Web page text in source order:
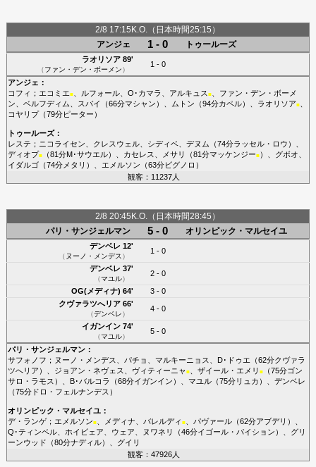
2/8 17:15K.O.（日本時間25:15）
アンジェ
1 - 0 トゥールーズ
ラオリソア89'
（ファン・デン・ボーメン）
1 - 0
アンジェ ：
コフィ ； エコミエ■、 ルフォール、 O･カマラ アルキュス ■、 ファン・デン・ボーメ
ン
ベルフディム スバイ （66分マシャン ）、 ムトン （94分カペル）、 ラオリソア■、
コヤリプ（79分ピーター ）
トゥールーズ：
レステ ； ニコライセン クレスウェル、 シディベ、 デヌム （74分ラッセル・ロウ ）、
ディオプ■（81分M･サウエル）、 カセレス メサリ （81分マッケンジー■）、 グボオ
イダルゴ（74分メタリ ）、 エメルソン （63分ビグノロ ）
観客：11237人
2/8 20:45K.O.（日本時間28:45）
パリ・サンジェルマン
5 - 0 オリンピック・マルセイユ
デンベレ 12'
（ ヌーノ・メンデス ）
1 - 0
デンベレ 37'
（マユル）
2 - 0
OG(メディナ) 64'
3 - 0
クヴァラツへリア66'
（デンベレ）
4 - 0
イガンイン74'
（マユル）
5 - 0
パリ・サンジェルマン：
サフォノフ ； ヌーノ・メンデス パチョ マルキーニョス D･ドゥエ （62分クヴァラ
ツへリア ）、 ジョアン・ネヴェス ヴィティーニャ ■、 ザイール・エメリ ■（75分ゴン
サロ・ラモス ）、 B･バルコラ （68分イガンイン ）、 マユル（75分リュカ ）、 デンベレ
（75分ドロ・フェルナンデス ）
オリンピック・マルセイユ：
デ・ランゲ； エメルソン■、 メディナ バレルディ ■、 パヴァール（62分アブデリ ）、
Q･ティンベル、 ホイビェア ウェア ヌワネリ （46分イゴール・パイション ）、 グリ
ーンウッド （80分ナディル）、 グイリ
観客：47926人